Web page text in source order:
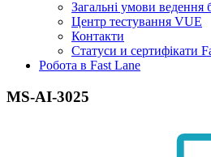
Загальні умови ведення
Центр тестування VUE
Контакти
Статуси и сертифікати
Робота в Fast Lane
MS-AI-3025